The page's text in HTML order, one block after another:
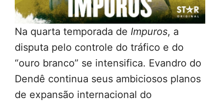
Na quarta temporada de Impuros, a
disputa pelo controle do tráfico e do
“ouro branco” se intensifica. Evandro do
Dendê continua seus ambiciosos planos
de expansão internacional do